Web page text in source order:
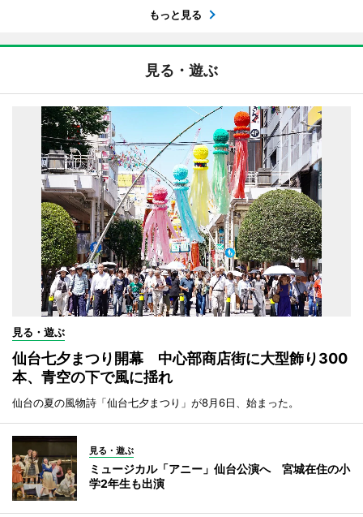
もっと見る
見る・遊ぶ
見る・遊ぶ
仙台七夕まつり開幕 中心部商店街に大型飾り300
本、青空の下で風に揺れ
仙台の夏の風物詩「仙台七夕まつり」が8月6日、始まった。
見る・遊ぶ
ミュージカル「アニー」仙台公演へ 宮城在住の小
学2年生も出演